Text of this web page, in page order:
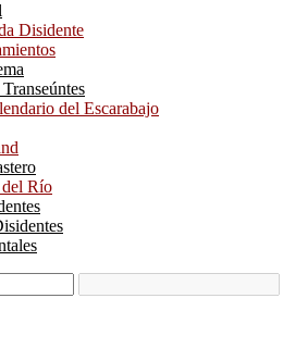
Disidente
del Escarabajo
Río